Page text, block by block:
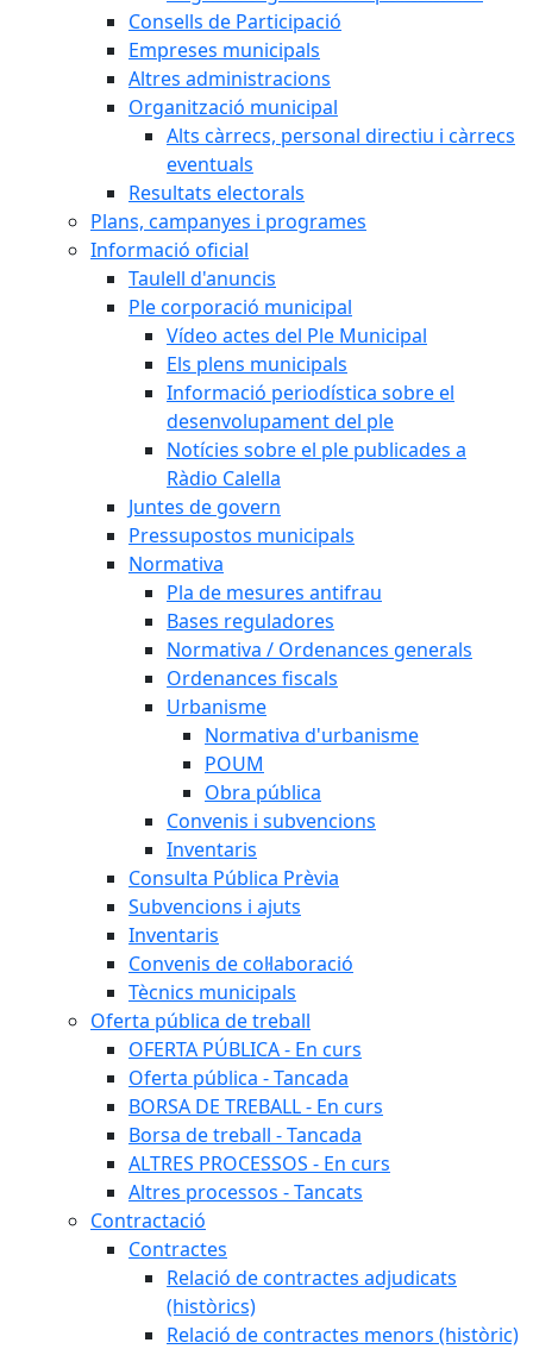
Consells de Participació
Empreses municipals
Altres administracions
Organització municipal
Alts càrrecs, personal directiu i càrrecs
eventuals
Resultats electorals
Plans, campanyes i programes
Informació oficial
Taulell d'anuncis
Ple corporació municipal
Vídeo actes del Ple Municipal
Els plens municipals
Informació periodística sobre el
desenvolupament del ple
Notícies sobre el ple publicades a
Ràdio Calella
Juntes de govern
Pressupostos municipals
Normativa
Pla de mesures antifrau
Bases reguladores
Normativa / Ordenances generals
Ordenances fiscals
Urbanisme
Normativa d'urbanisme
POUM
Obra pública
Convenis i subvencions
Inventaris
Consulta Pública Prèvia
Subvencions i ajuts
Inventaris
Convenis de col·laboració
Tècnics municipals
Oferta pública de treball
OFERTA PÚBLICA - En curs
Oferta pública - Tancada
BORSA DE TREBALL - En curs
Borsa de treball - Tancada
ALTRES PROCESSOS - En curs
Altres processos - Tancats
Contractació
Contractes
Relació de contractes adjudicats
(històrics)
Relació de contractes menors (històric)